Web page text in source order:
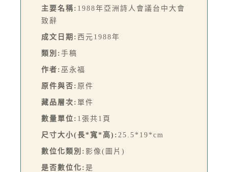
主要名稱: 1988年亞洲詩人會議台中大會
致辭
成文日期: 西元1988年
類別: 手稿
作者: 巫永福
原件與否: 原件
藏品層次: 單件
數量單位: 1張共1頁
尺寸大小(長*寬*高): 25.5*19*cm
數位化類別: 影像(圖片)
是否數位化: 是